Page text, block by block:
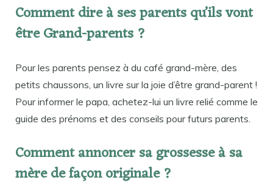
Comment dire à ses parents qu’ils vont
être Grand-parents ?
Pour les parents pensez à du café grand-mère, des
petits chaussons, un livre sur la joie d’être grand-parent !
Pour informer le papa, achetez-lui un livre relié comme le
guide des prénoms et des conseils pour futurs parents.
Comment annoncer sa grossesse à sa
mère de façon originale ?